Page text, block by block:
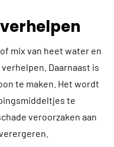
mix van heet water en
Daarnaast is
te maken. Het wordt
te
veroorzaken aan